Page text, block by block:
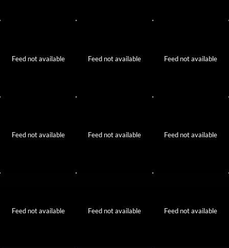
Feed not available Feed not available Feed not available
Feed not available Feed not available Feed not available
Feed not available Feed not available Feed not available